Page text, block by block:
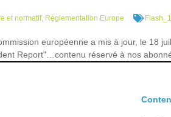
et normatif, Réglementation Europe
européenne a mis à jour, le 18
Report"…contenu réservé à nos